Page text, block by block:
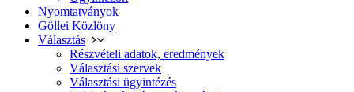
Nyomtatványok
Göllei Közlöny
Választás
Részvételi adatok, eredmények
Választási szervek
Választási ügyintézés